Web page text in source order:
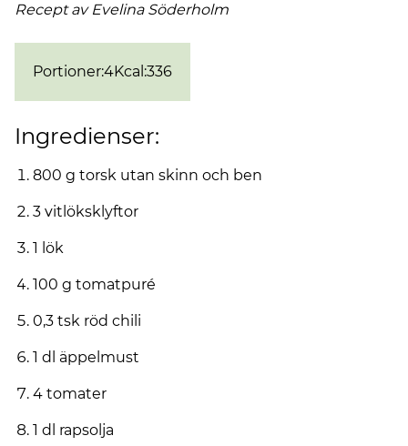
Recept av Evelina Söderholm
Portioner:4Kcal :336
Ingredienser:
800 g torsk utan skinn och ben
3 vitlöksklyftor
1 lök
100 g tomatpuré
0,3 tsk röd chili
1 dl äppelmust
4 tomater
1 dl rapsolja